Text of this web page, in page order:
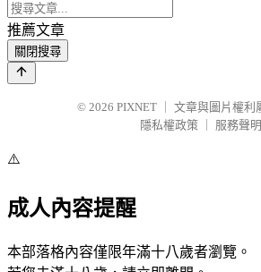
推薦文章
關閉搜尋
© 2026 PIXNET
文章與圖片權利
隱私權政策
服務聲明
⚠️
成人內容提醒
本部落格內容僅限年滿十八歲者瀏覽。